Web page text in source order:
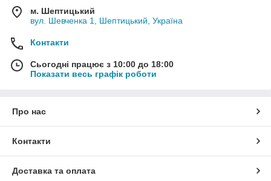
м. Шептицький
вул. Шевченка 1, Шептицький, Україна
Контакти
Сьогодні працює з 10:00 до 18:00
Показати весь графік роботи
Про нас
Контакти
Доставка та оплата